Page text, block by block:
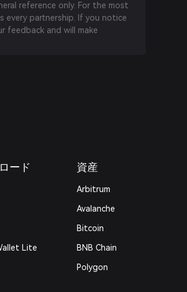
reference only. For the most
partnership. If you notice
feedback and will make
ード
Lite
資産
Arbitrum
Avalanche
Bitcoin
BNB Chain
Polygon